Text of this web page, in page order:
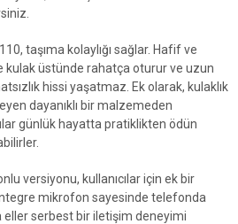
taşıma kolaylığı sağlar. Hafif ve
kulak üstünde rahatça oturur ve uzun
hissi yaşatmaz. Ek olarak, kulaklık
dayanıklı bir malzemeden
günlük hayatta pratiklikten ödün
versiyonu, kullanıcılar için ek bir
mikrofon sayesinde telefonda
eller serbest bir iletişim deneyimi